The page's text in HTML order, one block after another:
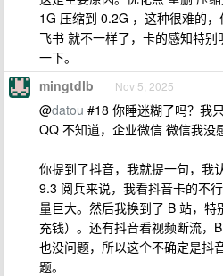
1G 压缩到 0.2G ，这种很难的，
飞书 就不一样了，卡的感知特
一下。
mingtdlb Nov 5, 2025
@datou #18 你睡迷糊了吗？我
QQ 不知道，企业微信 微信我没
你提到了抖音，我就提一句，我
9.3 阅兵来说，我看抖音卡的不
量巨大。然后我换到了 B 站，
充钱）。还有抖音看视频断流，
也没问题，所以这个不确定是抖
题。